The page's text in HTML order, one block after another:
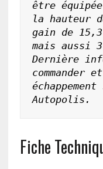
être
la hauteur
gain de
mais aussi
Dernière
Autopolis.
Fiche